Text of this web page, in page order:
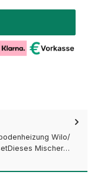
Wilo/
Mischer…